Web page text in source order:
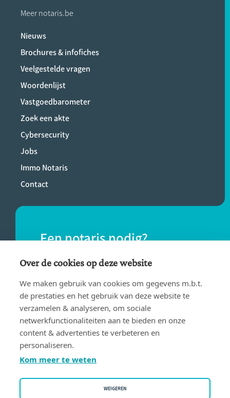
Meer notaris.be
Nieuws
Brochures & infofiches
Veelgestelde vragen
Woordenlijst
Vastgoedbarometer
Zoek een akte
Cybersecurity
Jobs
Immo Notaris
Contact
Een notaris nodig?
Vind eenvoudig een notaris bij jou in de
buurt.
VIND EEN NOTARIS
Gebruiksvoorwaarden
Over de cookies op deze website
We maken gebruik van cookies om gegevens m.b.t.
de prestaties en het gebruik van deze website te
verzamelen & analyseren, om sociale
netwerkfunctionaliteiten aan te bieden en onze
content & advertenties te verbeteren en
personaliseren.
Kom meer te weten
WEIGEREN